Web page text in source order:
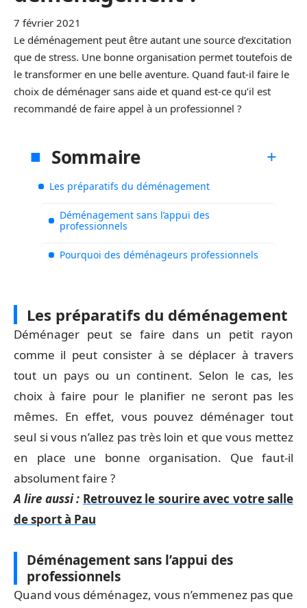
7 février 2021
Le déménagement peut être autant une source d’excitation
que de stress. Une bonne organisation permet toutefois de
le transformer en une belle aventure. Quand faut-il faire le
choix de déménager sans aide et quand est-ce qu’il est
recommandé de faire appel à un professionnel ?
Sommaire
Les préparatifs du déménagement
Déménagement sans l’appui des
professionnels
Pourquoi des déménageurs professionnels
Les préparatifs du déménagement
Déménager peut se faire dans un petit rayon
comme il peut consister à se déplacer à travers
tout un pays ou un continent. Selon le cas, les
choix à faire pour le planifier ne seront pas les
mêmes. En effet, vous pouvez déménager tout
seul si vous n’allez pas très loin et que vous mettez
en place une bonne organisation. Que faut-il
absolument faire ?
A lire aussi : Retrouvez le sourire avec votre salle
de sport à Pau
Déménagement sans l’appui des
professionnels
Quand vous déménagez, vous n’emmenez pas que